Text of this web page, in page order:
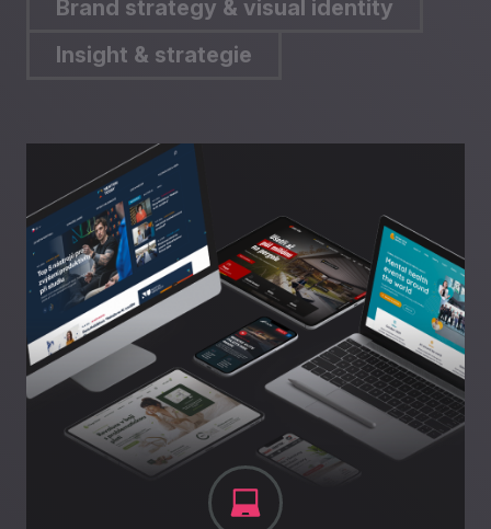
Brand strategy & visual identity
Insight & strategie